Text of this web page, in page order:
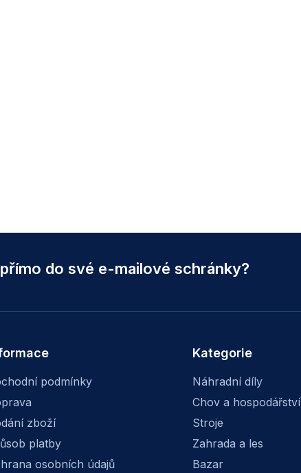
do své e-mailové schránky?
podmínky
zboží
platby
osobních údajů
Kategorie
Náhradní díly
Chov a hospodářství
Stroje
Zahrada a les
Bazar